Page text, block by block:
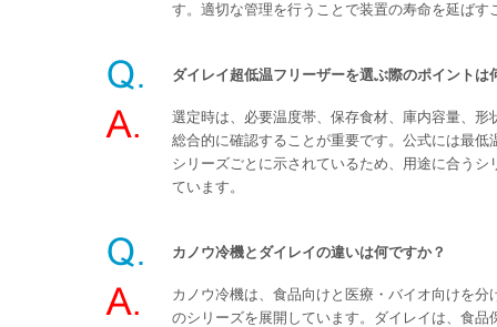
す。適切な管理を行うことで装置の寿命を延ばす
ダイレイ超低温フリーザーを選ぶ際のポイントは
選定時は、必要温度帯、保存食材、庫内容量、形
総合的に確認することが重要です。公式には最低
シリーズごとに示されているため、用途に合うシ
ています。
カノウ冷機とダイレイの違いは何ですか？
カノウ冷機は、食品向けと医療・バイオ向けを
のシリーズを展開しています。ダイレイは、食品